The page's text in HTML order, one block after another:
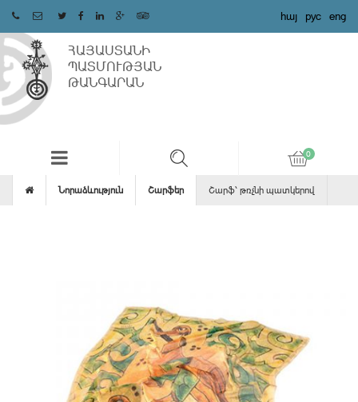
հայ рус eng
ՀԱՅԱՍՏԱՆԻ
ՊԱՏՄՈՒԹՅԱՆ
ԹԱՆԳԱՐԱՆ
Նորաձևություն Շարֆեր Շարֆ՝ թռչնի պատկերով